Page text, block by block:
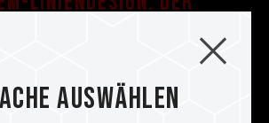
Linie, die so hell wie die
wird um die Falkenaugen
Darüber hinaus werden
auswählen